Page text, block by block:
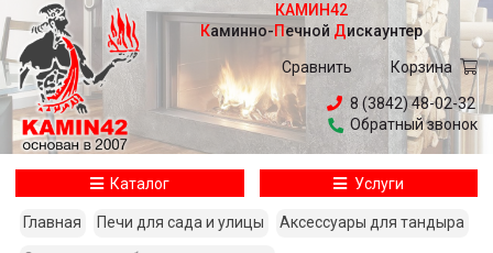
КАМИН42
Каминно- Печной Дискаунтер
Сравнить Корзина
8 (3842) 48-02-32
Обратный звонок
Каталог Услуги
Главная Печи для сада и улицы Аксессуары для тандыра